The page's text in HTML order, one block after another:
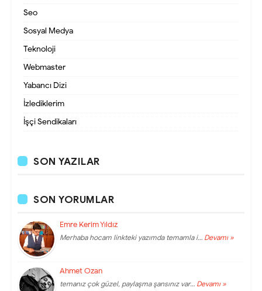
Seo
Sosyal Medya
Teknoloji
Webmaster
Yabancı Dizi
İzlediklerim
İşçi Sendikaları
SON YAZILAR
SON YORUMLAR
Emre Kerim Yıldız
Merhaba hocam linkteki yazımda temamla i… Devamı »
Ahmet Ozan
temanız çok güzel, paylaşma şansınız var… Devamı »